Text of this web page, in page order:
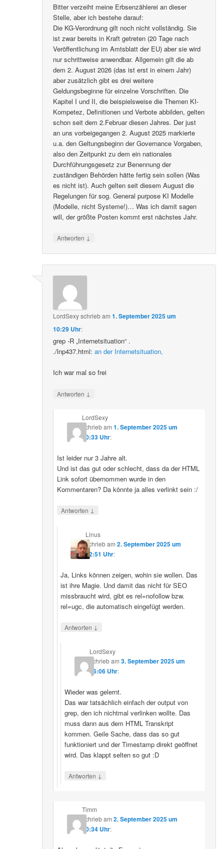
Bitter verzeiht meine Erbsenzählerei an dieser
Stelle, aber ich bestehe darauf:
Die KG-Verordnung gilt noch nicht vollständig. Sie
ist zwar bereits in Kraft getreten (20 Tage nach
Veröffentlichung im Amtsblatt der EU) aber sie wird
nur schrittweise anwendbar. Allgemein gilt die ab
dem 2. August 2026 (das ist erst in einem Jahr)
aber zusätzlich gibt es drei weitere
Geldungsbeginne für einzelne Vorschriften. Die
Kapitel I und II, die beispielsweise die Themen KI-
Kompetez, Definitionen und Verbote abbilden, gelten
schon seit dem 2.Februar diesen Jahres. Der just
an uns vorbeigegangen 2. August 2025 markierte
u.a. den Geltungsbeginn der Governance Vorgaben,
also den Zeitpunkt zu dem ein nationales
Durchführungsgesetz zur Benennung der
zuständigen Behörden hätte fertig sein sollen (Was
es nicht ist). Auch gelten seit diesem August die
Regelungen für sog. General purpose KI Modelle
(Modelle, nicht Systeme!)… Was ich damit sagen
will, der größte Posten kommt erst nächstes Jahr.
Antworten ↓
LordSexyschriebam1. September 2025 um
10:29 Uhr:
grep -R „Internetsituation“ .
./lnp437.html:an der Internetsituation,
Ich war mal so frei
Antworten ↓
LordSexy
schriebam 1. September 2025 um
10:33 Uhr:
Ist leider nur 3 Jahre alt.
Und ist das gut oder schlecht, dass da der HTML
Link sofort übernommen wurde in den
Kommentaren? Da könnte ja alles verlinkt sein :/
Antworten ↓
Linus
schriebam2. September 2025 um
12:51 Uhr:
Ja, Links können zeigen, wohin sie wollen. Das
ist ihre Magie. Und damit das nicht für SEO
missbraucht wird, gibt es rel=nofollow bzw.
rel=ugc, die automatisch eingefügt werden.
Antworten ↓
LordSexy
schriebam 3. September 2025 um
16:06 Uhr:
Wieder was gelernt.
Das war tatsächlich einfach der output von
grep, den ich nichtmal verlinken wollte. Das
muss dann aus dem HTML Transkript
kommen. Geile Sache, dass das so gut
funktioniert und der Timestamp direkt geöffnet
wird. Das klappt selten so gut :D
Antworten ↓
Timm
schriebam 2. September 2025 um
10:34 Uhr: